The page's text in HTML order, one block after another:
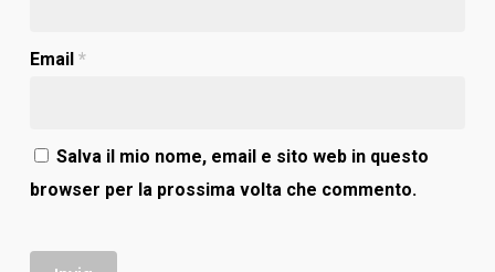
Email *
Salva il mio nome, email e sito web in questo
browser per la prossima volta che commento.